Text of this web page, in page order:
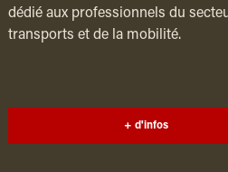
dédié aux professionnels du
transports et de la mobilité.
+ d'infos